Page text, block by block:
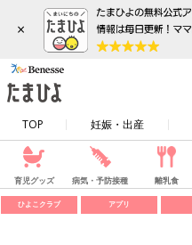
×
TOP 妊娠・出産
育児グッズ 病気・予防接種 離乳食
ひよこクラブ アプリ